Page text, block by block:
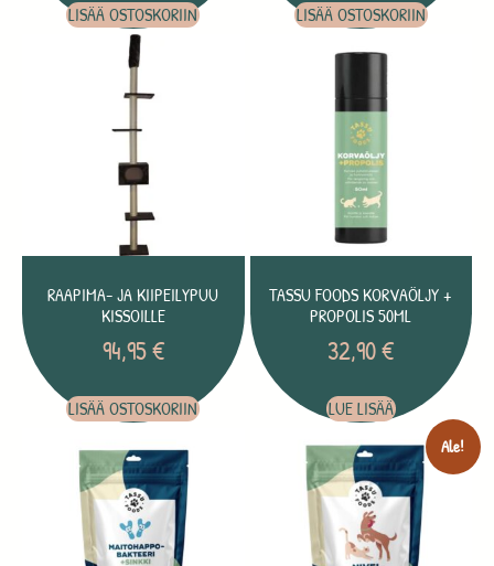
LISÄÄ OSTOSKORIIN LISÄÄ OSTOSKORIIN
RAAPIMA- JA KIIPEILYPUU
KISSOILLE
94,95€
LISÄÄ OSTOSKORIIN
TASSU FOODS KORVAÖLJY +
PROPOLIS 50ML
32,90€
LUE LISÄÄ
Ale!